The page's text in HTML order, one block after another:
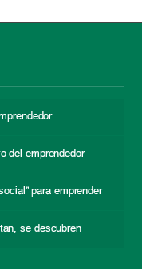
del emprendedor
para emprender
se descubren